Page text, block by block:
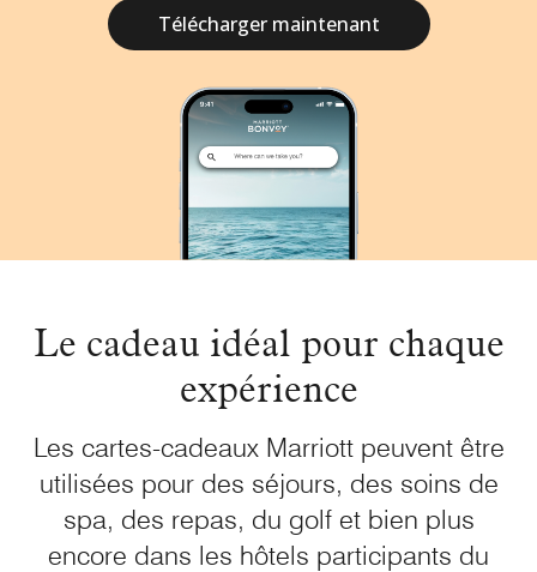
Télécharger maintenant
Le cadeau idéal pour chaque
expérience
Les cartes-cadeaux Marriott peuvent être
utilisées pour des séjours, des soins de
spa, des repas, du golf et bien plus
encore dans les hôtels participants du